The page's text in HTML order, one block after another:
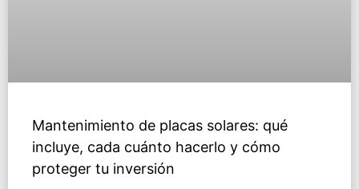
Mantenimiento de placas solares: qué
incluye, cada cuánto hacerlo y cómo
proteger tu inversión